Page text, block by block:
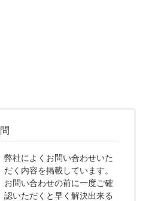
弊社によくお問い合わせいた
だく内容を掲載しています。
お問い合わせの前に一度ご確
認いただくと早く解決出来る